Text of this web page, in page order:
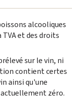
alcooliques
et des droits
sur le vin, ni
contient certes
ainsi qu'une
zéro.